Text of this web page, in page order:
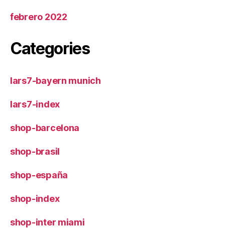
febrero 2022
Categories
lars7-bayern munich
lars7-index
shop-barcelona
shop-brasil
shop-españa
shop-index
shop-inter miami